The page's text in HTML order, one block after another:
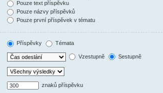
Pouze text příspěvku
Pouze názvy příspěvků
Pouze první příspěvek v tématu
Příspěvky Témata
Vzestupně Sestupně
znaků příspěvku